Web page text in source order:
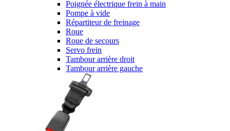
Poignée électrique frein à main
Pompe à vide
Répartiteur de freinage
Roue
Roue de secours
Servo frein
Tambour arrière droit
Tambour arrière gauche